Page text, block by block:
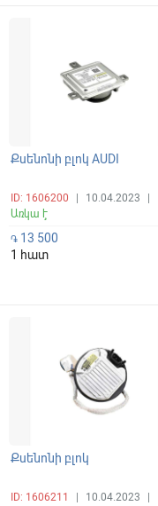
Քսենոնի բլոկ AUDI
ID: 1606200 10.04.2023
Առկա է
֏ 13 500
1 հատ
Քսենոնի բլոկ
ID: 1606211 10.04.2023